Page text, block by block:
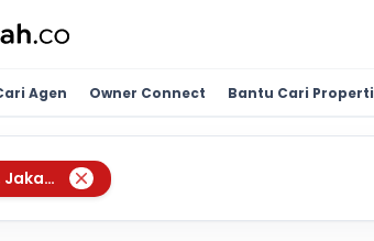
Agen Owner Connect Bantu Cari Properti
Jakarta Utara